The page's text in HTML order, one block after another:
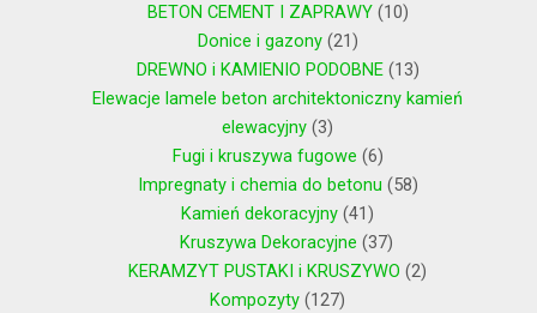
BETON CEMENT I ZAPRAWY 10
Donice i gazony 21
DREWNO i KAMIENIO PODOBNE 13
Elewacje lamele beton architektoniczny kamień
elewacyjny 3
Fugi i kruszywa fugowe 6
Impregnaty i chemia do betonu 58
Kamień dekoracyjny 41
Kruszywa Dekoracyjne 37
KERAMZYT PUSTAKI i KRUSZYWO 2
Kompozyty 127